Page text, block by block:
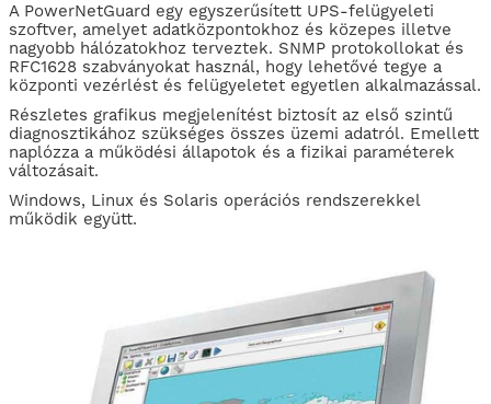
A PowerNetGuard egy egyszerűsített UPS-felügyeleti
szoftver, amelyet adatközpontokhoz és közepes illetve
nagyobb hálózatokhoz terveztek. SNMP protokollokat és
RFC1628 szabványokat használ, hogy lehetővé tegye a
központi vezérlést és felügyeletet egyetlen alkalmazással.
Részletes grafikus megjelenítést biztosít az első szintű
diagnosztikához szükséges összes üzemi adatról. Emellett
naplózza a működési állapotok és a fizikai paraméterek
változásait.
Windows, Linux és Solaris operációs rendszerekkel
működik együtt.